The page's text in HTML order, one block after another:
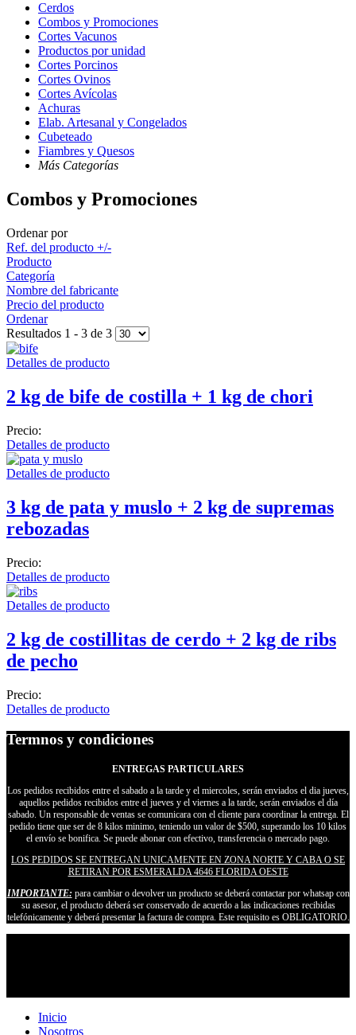
Cerdos
Combos y Promociones
Cortes Vacunos
Productos por unidad
Cortes Porcinos
Cortes Ovinos
Cortes Avícolas
Achuras
Elab. Artesanal y Congelados
Cubeteado
Fiambres y Quesos
Más Categorías
Combos y Promociones
Ordenar por
Ref. del producto +/-
Producto
Categoría
Nombre del fabricante
Precio del producto
Ordenar
Resultados 1 - 3 de 3
Detalles de producto
2 kg de bife de costilla + 1 kg de chori
Precio:
Detalles de producto
Detalles de producto
3 kg de pata y muslo + 2 kg de supremas
rebozadas
Precio:
Detalles de producto
Detalles de producto
2 kg de costillitas de cerdo + 2 kg de ribs
de pecho
Precio:
Detalles de producto
Termnos y condiciones
ENTREGAS PARTICULARES
Los pedidos recibidos entre el sabado a la tarde y el miercoles, serán enviados el dia jueves,
aquellos pedidos recibidos entre el jueves y el viernes a la tarde, serán enviados el día
sabado. Un responsable de ventas se comunicara con el cliente para coordinar la entrega. El
pedido tiene que ser de 8 kilos minimo, teniendo un valor de $500, superando los 10 kilos
el envío se bonifica. Se puede abonar con efectivo, transferencia o mercado pago.
LOS PEDIDOS SE ENTREGAN UNICAMENTE EN ZONA NORTE Y CABA O SE
RETIRAN POR ESMERALDA 4646 FLORIDA OESTE
IMPORTANTE: para cambiar o devolver un producto se deberá contactar por whatsap con
su asesor, el producto deberá ser conservado de acuerdo a las indicaciones recibidas
telefónicamente y deberá presentar la factura de compra. Este requisito es OBLIGATORIO.
Inicio
Nosotros